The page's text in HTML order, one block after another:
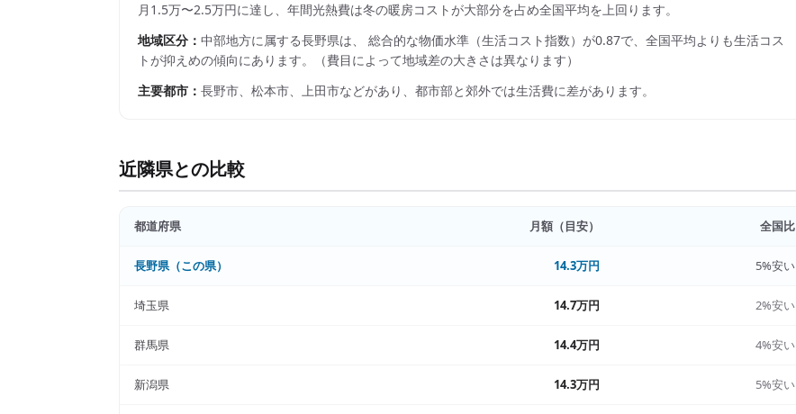
月1.5万〜2.5万円に達し、年間光熱費は冬の暖房コストが大部分を占め全国平均を上回ります。
地域区分： 中部地方に属する長野県は、 総合的な物価水準（生活コスト指数）が0.87で、 全国平均よりも生活コス
トが抑えめの傾向にあります。
（費目によって地域差の大きさは異なります）
主要都市： 長野市、松本市、上田市などがあり、都市部と郊外では生活費に差があります。
近隣県との比較
都道府県 月額（目安） 全国比
長野県（この県） 14.3万円 5%安い
埼玉県 14.7万円 2%安い
群馬県 14.4万円 4%安い
新潟県 14.3万円 5%安い